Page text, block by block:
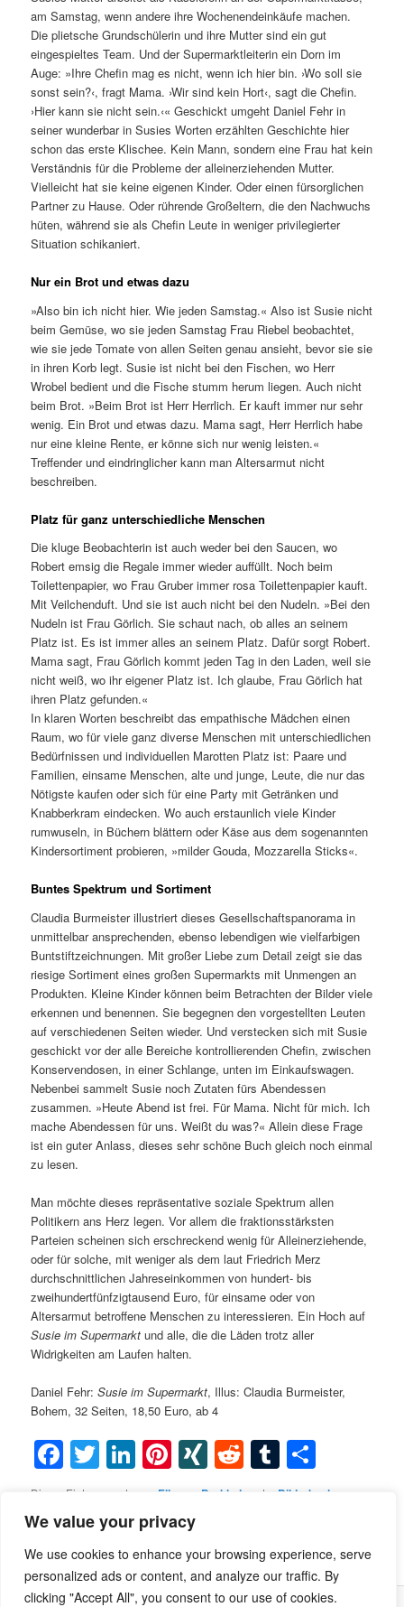
We value your privacy
We use cookies to enhance your browsing experience, serve
personalized ads or content, and analyze our traffic. By
clicking "Accept All", you consent to our use of cookies.
am Samstag, wenn andere ihre Wochenendeinkäufe machen.
Die plietsche Grundschülerin und ihre Mutter sind ein gut
eingespieltes Team. Und der Supermarktleiterin ein Dorn im
Auge: »Ihre Chefin mag es nicht, wenn ich hier bin. ›Wo soll sie
sonst sein?‹, fragt Mama. ›Wir sind kein Hort‹, sagt die Chefin.
›Hier kann sie nicht sein.‹« Geschickt umgeht Daniel Fehr in
seiner wunderbar in Susies Worten erzählten Geschichte hier
schon das erste Klischee. Kein Mann, sondern eine Frau hat kein
Verständnis für die Probleme der alleinerziehenden Mutter.
Vielleicht hat sie keine eigenen Kinder. Oder einen fürsorglichen
Partner zu Hause. Oder rührende Großeltern, die den Nachwuchs
hüten, während sie als Chefin Leute in weniger privilegierter
Situation schikaniert.
Nur ein Brot und etwas dazu
»Also bin ich nicht hier. Wie jeden Samstag.« Also ist Susie nicht
beim Gemüse, wo sie jeden Samstag Frau Riebel beobachtet,
wie sie jede Tomate von allen Seiten genau ansieht, bevor sie sie
in ihren Korb legt. Susie ist nicht bei den Fischen, wo Herr
Wrobel bedient und die Fische stumm herum liegen. Auch nicht
beim Brot. »Beim Brot ist Herr Herrlich. Er kauft immer nur sehr
wenig. Ein Brot und etwas dazu. Mama sagt, Herr Herrlich habe
nur eine kleine Rente, er könne sich nur wenig leisten.«
Treffender und eindringlicher kann man Altersarmut nicht
beschreiben.
Platz für ganz unterschiedliche Menschen
Die kluge Beobachterin ist auch weder bei den Saucen, wo
Robert emsig die Regale immer wieder auffüllt. Noch beim
Toilettenpapier, wo Frau Gruber immer rosa Toilettenpapier kauft.
Mit Veilchenduft. Und sie ist auch nicht bei den Nudeln. »Bei den
Nudeln ist Frau Görlich. Sie schaut nach, ob alles an seinem
Platz ist. Es ist immer alles an seinem Platz. Dafür sorgt Robert.
Mama sagt, Frau Görlich kommt jeden Tag in den Laden, weil sie
nicht weiß, wo ihr eigener Platz ist. Ich glaube, Frau Görlich hat
ihren Platz gefunden.«
In klaren Worten beschreibt das empathische Mädchen einen
Raum, wo für viele ganz diverse Menschen mit unterschiedlichen
Bedürfnissen und individuellen Marotten Platz ist: Paare und
Familien, einsame Menschen, alte und junge, Leute, die nur das
Nötigste kaufen oder sich für eine Party mit Getränken und
Knabberkram eindecken. Wo auch erstaunlich viele Kinder
rumwuseln, in Büchern blättern oder Käse aus dem sogenannten
Kindersortiment probieren, »milder Gouda, Mozzarella Sticks«.
Buntes Spektrum und Sortiment
Claudia Burmeister illustriert dieses Gesellschaftspanorama in
unmittelbar ansprechenden, ebenso lebendigen wie vielfarbigen
Buntstiftzeichnungen. Mit großer Liebe zum Detail zeigt sie das
riesige Sortiment eines großen Supermarkts mit Unmengen an
Produkten. Kleine Kinder können beim Betrachten der Bilder viele
erkennen und benennen. Sie begegnen den vorgestellten Leuten
auf verschiedenen Seiten wieder. Und verstecken sich mit Susie
geschickt vor der alle Bereiche kontrollierenden Chefin, zwischen
Konservendosen, in einer Schlange, unten im Einkaufswagen.
Nebenbei sammelt Susie noch Zutaten fürs Abendessen
zusammen. »Heute Abend ist frei. Für Mama. Nicht für mich. Ich
mache Abendessen für uns. Weißt du was?« Allein diese Frage
ist ein guter Anlass, dieses sehr schöne Buch gleich noch einmal
zu lesen.
Man möchte dieses repräsentative soziale Spektrum allen
Politikern ans Herz legen. Vor allem die fraktionsstärksten
Parteien scheinen sich erschreckend wenig für Alleinerziehende,
oder für solche, mit weniger als dem laut Friedrich Merz
durchschnittlichen Jahreseinkommen von hundert- bis
zweihundertfünfzigtausend Euro, für einsame oder von
Altersarmut betroffene Menschen zu interessieren. Ein Hoch auf
Susie im Supermarkt und alle, die die Läden trotz aller
Widrigkeiten am Laufen halten.
Daniel Fehr:Susie im Supermarkt, Illus: Claudia Burmeister,
Bohem, 32 Seiten, 18,50 Euro, ab 4
Facebook
Twitter
LinkedIn
Pinterest
XINGRedditTumblr
Dieser Eintrag wurde vonElla von Berkholz unter Bilderbuch
Burmeister, Daniel Fehr,Einsamkeit
Permalink.